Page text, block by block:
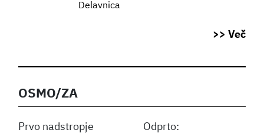
Delavnica
>> Več
OSMO/ZA
Prvo nadstropje
Odprto: